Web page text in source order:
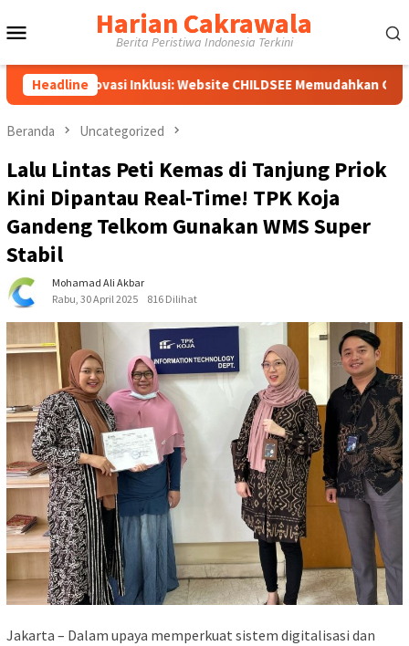
ke
Harian Cakrawala
Berita Peristiwa Indonesia Terkini
Headline
Inklusi: Website CHILDSEE Memudahkan Guru SD Negeri
Beranda Uncategorized
Lalu Lintas Peti Kemas di Tanjung Priok
Kini Dipantau Real-Time! TPK Koja
Gandeng Telkom Gunakan WMS Super
Stabil
Mohamad Ali Akbar
Rabu, 30 April 2025
816 Dilihat
Jakarta – Dalam upaya memperkuat sistem digitalisasi dan